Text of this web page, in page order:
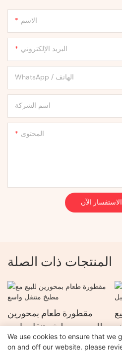
الاسم
البريد الإلكتروني
WhatsApp / الهاتف
اسم الشركة
المحتوى
الآن
المنتجات ذات الصلة
مقطورة طعام بمحورين
للبيع مع مطبخ متنقل واسع
We use cookies to ensure that we
on and off our website. please